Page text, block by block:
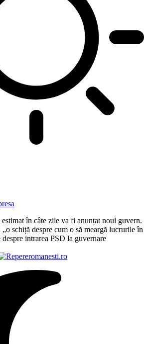
în câte zile va fi anunțat noul guvern.
schiță despre cum o să meargă lucrurile în
intrarea PSD la guvernare